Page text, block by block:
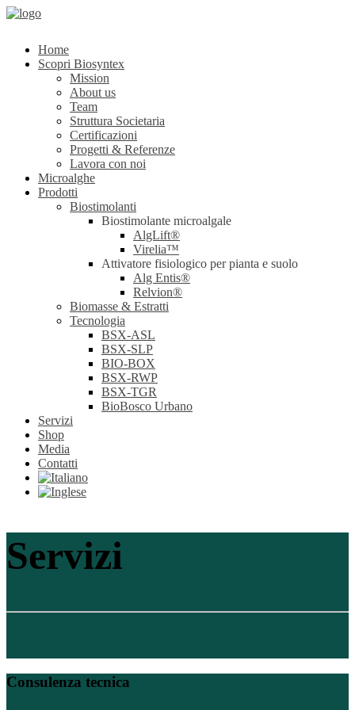
Home
Scopri Biosyntex
Mission
About us
Team
Struttura Societaria
Certificazioni
Progetti & Referenze
Lavora con noi
Microalghe
Prodotti
Biostimolanti
Biostimolante microalgale
AlgLift®
Virelia™
Attivatore fisiologico per pianta e suolo
Alg Entis®
Relvion®
Biomasse & Estratti
Tecnologia
BSX-ASL
BSX-SLP
BIO-BOX
BSX-RWP
BSX-TGR
BioBosco Urbano
Servizi
Shop
Media
Contatti
Servizi
Consulenza tecnica